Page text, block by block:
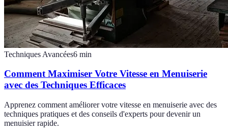
Techniques Avancées6 min
Comment Maximiser Votre Vitesse en Menuiserie
avec des Techniques Efficaces
Apprenez comment améliorer votre vitesse en menuiserie avec des
techniques pratiques et des conseils d'experts pour devenir un
menuisier rapide.